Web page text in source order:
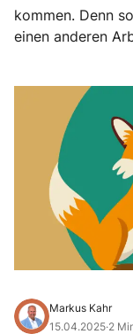
kommen. Denn
einen anderen
Markus Kahr
15.04.2025·2